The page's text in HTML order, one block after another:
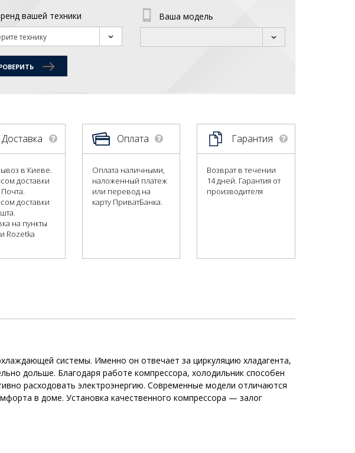
вашей техники
технику
Ваша модель
Доставка
в Киеве.
доставки
доставки
на пункты
Rozetka
Оплата
Оплата наличными,
наложенный платеж
или перевод на
карту ПриватБанка.
Гарантия
Возврат в течении
14 дней. Гарантия от
производителя
системы. Именно он отвечает за циркуляцию хладагента,
дольше. Благодаря работе компрессора, холодильник способен
расходовать электроэнергию. Современные модели отличаются
в доме. Установка качественного компрессора — залог